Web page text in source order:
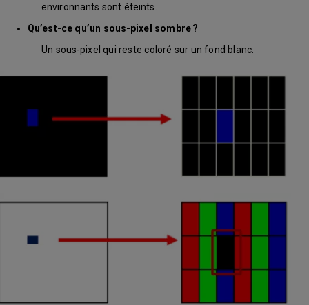
environnants sont éteints.
Qu’est-ce qu’un sous-pixel sombre ?
Un sous-pixel qui reste coloré sur un fond blanc.